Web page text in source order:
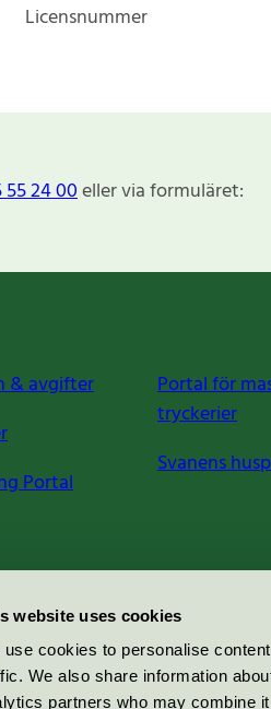
website uses cookies
use cookies to personalise
We also share information
partners who may combine
Licensnummer
24 00eller via formuläret:
& avgifter
Portal
Portal för
tryckerier
Svanens